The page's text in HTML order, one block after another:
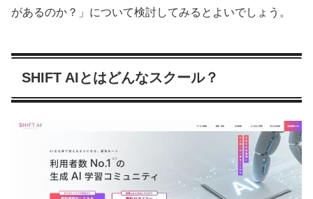
があるのか？」について検討してみるとよいでしょう。
SHIFT AIとはどんなスクール？